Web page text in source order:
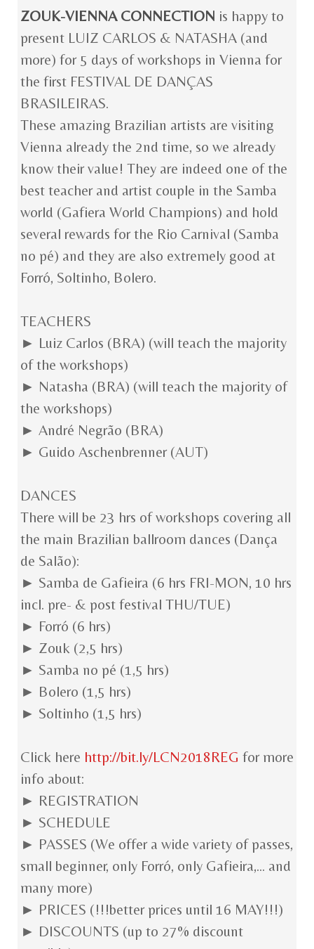
ZOUK-VIENNA CONNECTION is happy to
present LUIZ CARLOS & NATASHA (and
more) for 5 days of workshops in Vienna for
the first FESTIVAL DE DANÇAS
BRASILEIRAS.
These amazing Brazilian artists are visiting
Vienna already the 2nd time, so we already
know their value! They are indeed one of the
best teacher and artist couple in the Samba
world (Gafiera World Champions) and hold
several rewards for the Rio Carnival (Samba
no pé) and they are also extremely good at
Forró, Soltinho, Bolero.
TEACHERS
► Luiz Carlos (BRA) (will teach the majority
of the workshops)
► Natasha (BRA) (will teach the majority of
the workshops)
► André Negrão (BRA)
► Guido Aschenbrenner (AUT)
DANCES
There will be 23 hrs of workshops covering all
the main Brazilian ballroom dances (Dança
de Salão):
► Samba de Gafieira (6 hrs FRI-MON, 10 hrs
incl. pre- & post festival THU/TUE)
► Forró (6 hrs)
► Zouk (2,5 hrs)
► Samba no pé (1,5 hrs)
► Bolero (1,5 hrs)
► Soltinho (1,5 hrs)
Click here http://bit.ly/LCN2018REG for more
info about:
► REGISTRATION
► SCHEDULE
► PASSES (We offer a wide variety of passes,
small beginner, only Forró, only Gafieira,... and
many more)
► PRICES (!!!better prices until 16 MAY!!!)
► DISCOUNTS (up to 27% discount